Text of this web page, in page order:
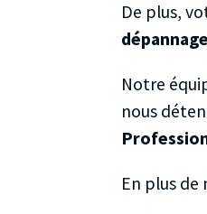
De plus,
Notre
nous
En plus